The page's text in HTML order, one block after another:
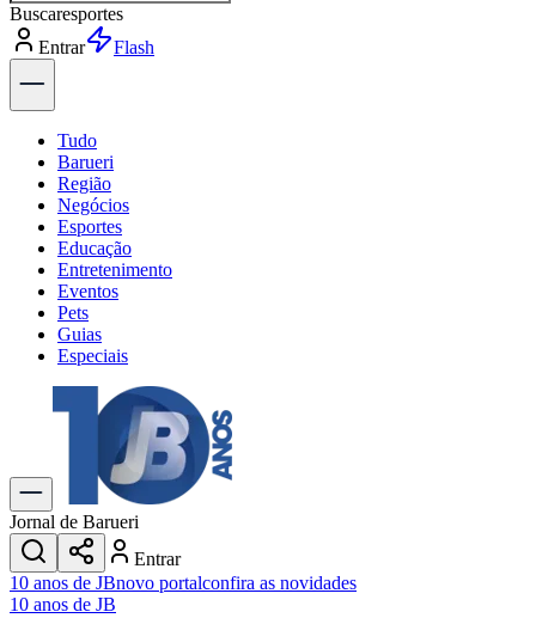
Buscarpolítica
Entrar
Explorar
Tudo
Barueri
Região
Negócios
Esportes
Educação
Entretenimento
Eventos
Pets
Guias
Especiais
Explore Tudo
Últimas Notícias
Previsão do Tempo
Trânsito e Rotas
Dia a Dia & Lazer
Transportes
Gastronomia
Cinema & Shows
JogosNovo
Jornal de Barueri
Entrar
10 anos de JBnovo portalconfira as novidades
10 anos de JB